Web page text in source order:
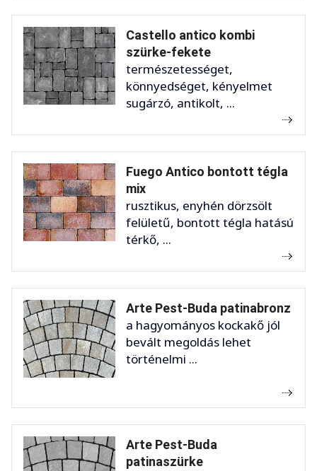
Castello antico kombi
szürke-fekete
természetességet,
könnyedséget, kényelmet
sugárzó, antikolt, ...
Fuego Antico bontott tégla
mix
rusztikus, enyhén dörzsölt
felületű, bontott tégla hatású
térkő, ...
Arte Pest-Buda patinabronz
a hagyományos kockakő jól
bevált megoldás lehet
történelmi ...
Arte Pest-Buda
patinaszürke